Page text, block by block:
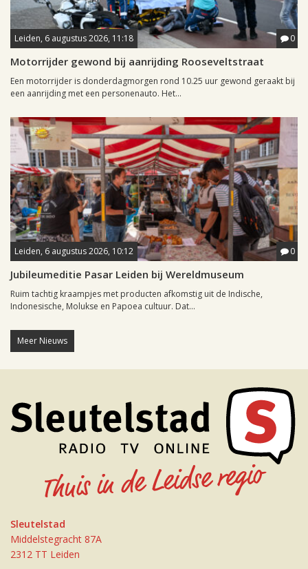
Leiden, 6 augustus 2026, 11:18 0
Motorrijder gewond bij aanrijding Rooseveltstraat
Een motorrijder is donderdagmorgen rond 10.25 uur gewond geraakt bij
een aanrijding met een personenauto. Het...
Leiden, 6 augustus 2026, 10:12 0
Jubileumeditie Pasar Leiden bij Wereldmuseum
Ruim tachtig kraampjes met producten afkomstig uit de Indische,
Indonesische, Molukse en Papoea cultuur. Dat...
Meer Nieuws
Sleutelstad
Middelstegracht 87A
2312 TT Leiden